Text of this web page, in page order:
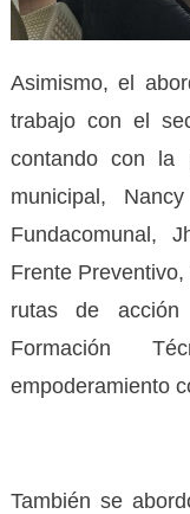
Asimismo, el
trabajo con el
contando con la
municipal,
Fundacomunal,
Frente
rutas de
Formación
empoderamiento
También se